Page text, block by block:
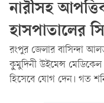
নারীসহ
হাসপাতালের
রংপুর জেলার বাসিন্দা
কুমুদিনী উইমেন্স
হিসেবে যোগ দেন। গত